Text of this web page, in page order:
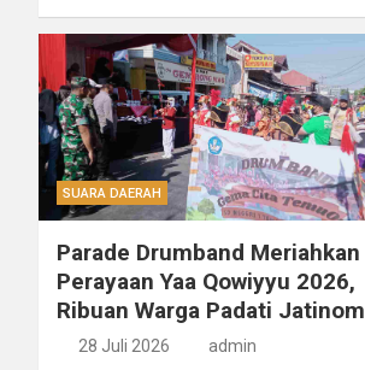
SUARA DAERAH
Parade Drumband Meriahkan
Perayaan Yaa Qowiyyu 2026,
Ribuan Warga Padati Jatinom
28 Juli 2026 admin